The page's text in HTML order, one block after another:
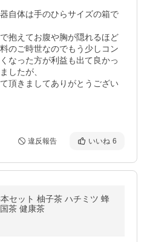
自体は手のひらサイズの箱で
抱えてお腹や胸が隠れるほど
のご時世なのでもう少しコン
なった方が利益も出て良かっ
したが、
頂きましてありがとうござい
違反報告 いいね 6
セット 柚子茶 ハチミツ 蜂
茶 健康茶